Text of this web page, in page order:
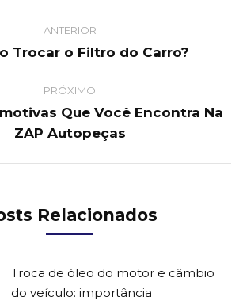
ANTERIOR
Previous
Trocar o Filtro do Carro?
PRÓXIMO
Next
post:
Que Você Encontra Na
ZAP Autopeças
Relacionados
Troca de óleo do motor e câmbio
do veículo: importância